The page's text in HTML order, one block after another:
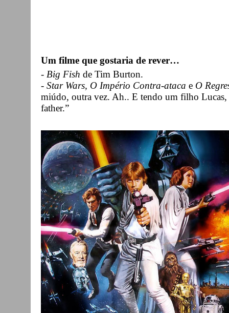
Um filme que gostaria de rever…
- Big Fish de Tim Burton.
- Star Wars, O Império Contra-ataca e O
miúdo, outra vez. Ah.. E tendo um filho
father.”